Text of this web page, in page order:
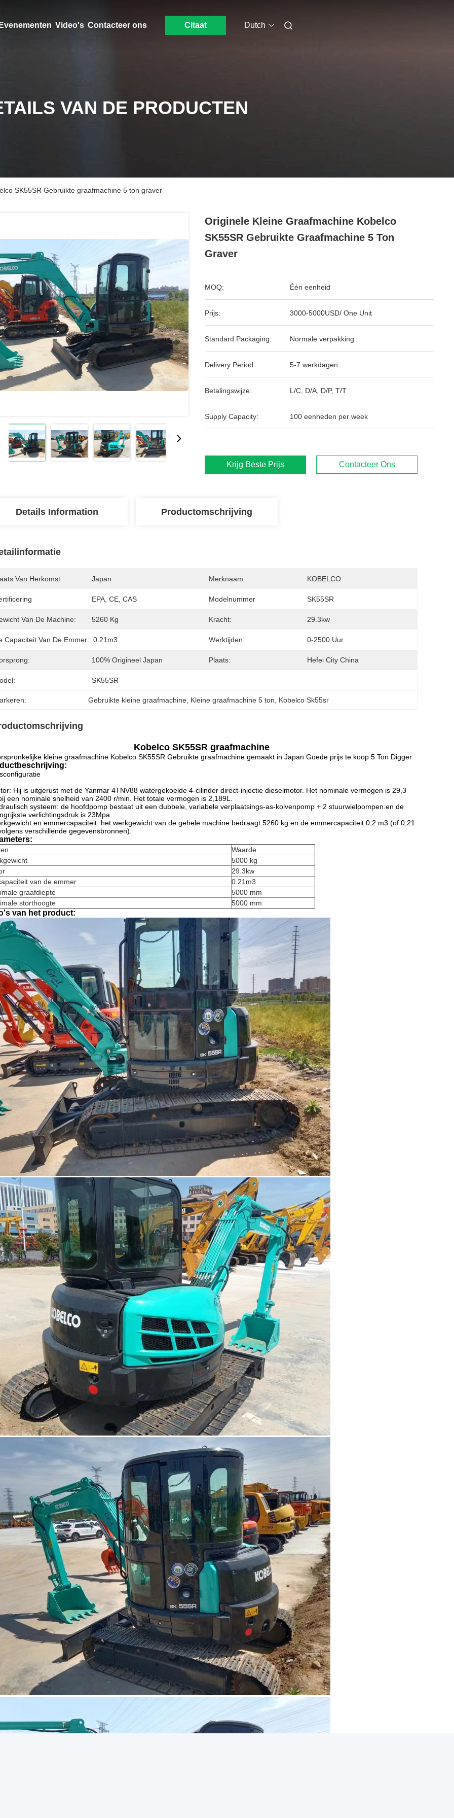
Video's Contacteer ons Citaat Dutch
VAN DE PRODUCTEN
SK55SR Gebruikte graafmachine 5 ton graver
Originele Kleine Graafmachine Kobelco
SK55SR Gebruikte Graafmachine 5 Ton
Graver
MOQ: Één eenheid
Prijs: 3000-5000USD/ One Unit
Standard Packaging: Normale verpakking
Delivery Period: 5-7 werkdagen
Betalingswijze: L/C, D/A, D/P, T/T
Supply Capacity: 100 eenheden per week
Krijg Beste Prijs Contacteer Ons
Details Information Productomschrijving
Van Herkomst Japan Merknaam KOBELCO
EPA, CE, CAS Modelnummer SK55SR
Van De Machine: 5260 Kg Kracht: 29.3kw
Capaciteit Van De Emmer: 0.21m3 Werktijden: 0-2500 Uur
100% Origineel Japan Plaats: Hefei City China
SK55SR
Gebruikte kleine graafmachine Kleine graafmachine 5 ton Kobelco Sk55sr
Kobelco SK55SR graafmachine
kleine graafmachine Kobelco SK55SR Gebruikte graafmachine gemaakt in Japan Goede prijs te koop 5 Ton Digger
Hij is uitgerust met de Yanmar 4TNV88 watergekoelde 4-cilinder direct-injectie dieselmotor. Het nominale vermogen is 29,3
een nominale snelheid van 2400 r/min. Het totale vermogen is 2,189L.
systeem: de hoofdpomp bestaat uit een dubbele, variabele verplaatsings-as-kolvenpomp + 2 stuurwielpompen.en de
verlichtingsdruk is 23Mpa.
en emmercapaciteit: het werkgewicht van de gehele machine bedraagt 5260 kg en de emmercapaciteit 0,2 m3 (of 0,21
verschillende gegevensbronnen).
Waarde
5000 kg
29.3kw
van de emmer
0.21m3
graafdiepte
5000 mm
storthoogte
5000 mm
van het product: